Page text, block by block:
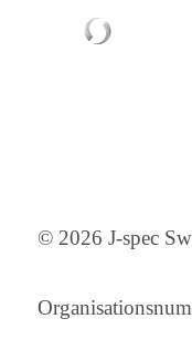
© 2026 J-spec